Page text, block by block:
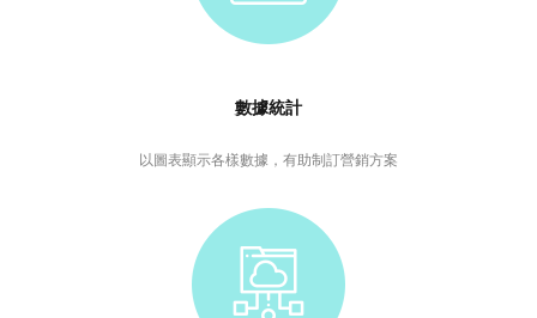
數據統計
以圖表顯示各樣數據，有助制訂營銷方案